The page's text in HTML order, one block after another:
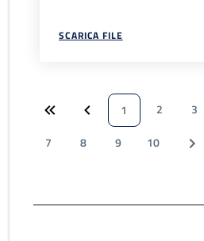
SCARICA FILE
1 2 3
7
8 9 10